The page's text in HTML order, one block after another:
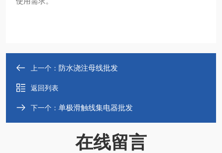
上一个： 防水浇注母线批发
返回列表
下一个： 单极滑触线集电器批发
在线留言